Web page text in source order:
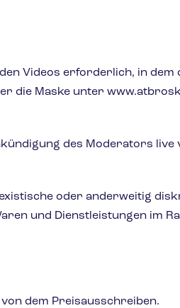
Videos erforderlich, in dem
die Maske unter
des Moderators
oder anderweitig
und Dienstleistungen im
dem Preisausschreiben.